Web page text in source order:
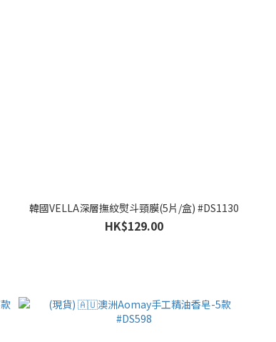
韓國VELLA深層撫紋熨斗頸膜(5片/盒) #DS1130
HK$129.00